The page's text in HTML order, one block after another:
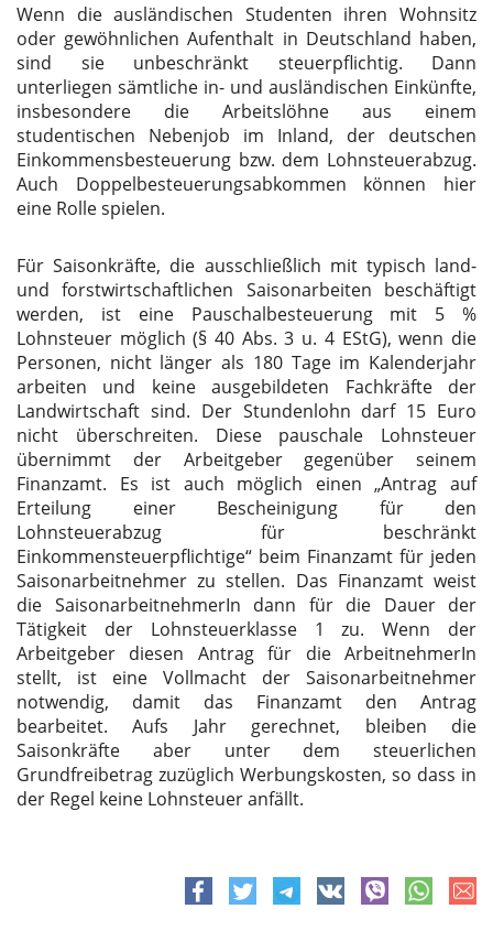
Wenn die ausländischen Studenten ihren Wohnsitz
oder gewöhnlichen Aufenthalt in Deutschland haben,
sind sie unbeschränkt steuerpflichtig. Dann
unterliegen sämtliche in- und ausländischen Einkünfte,
insbesondere die Arbeitslöhne aus einem
studentischen Nebenjob im Inland, der deutschen
Einkommensbesteuerung bzw. dem Lohnsteuerabzug.
Auch Doppelbesteuerungsabkommen können hier
eine Rolle spielen.
Für Saisonkräfte, die ausschließlich mit typisch land-
und forstwirtschaftlichen Saisonarbeiten beschäftigt
werden, ist eine Pauschalbesteuerung mit 5 %
Lohnsteuer möglich (§ 40 Abs. 3 u. 4 EStG), wenn die
Personen, nicht länger als 180 Tage im Kalenderjahr
arbeiten und keine ausgebildeten Fachkräfte der
Landwirtschaft sind. Der Stundenlohn darf 15 Euro
nicht überschreiten. Diese pauschale Lohnsteuer
übernimmt der Arbeitgeber gegenüber seinem
Finanzamt. Es ist auch möglich einen „Antrag auf
Erteilung einer Bescheinigung für den
Lohnsteuerabzug für beschränkt
Einkommensteuerpflichtige“ beim Finanzamt für jeden
Saisonarbeitnehmer zu stellen. Das Finanzamt weist
die SaisonarbeitnehmerIn dann für die Dauer der
Tätigkeit der Lohnsteuerklasse 1 zu. Wenn der
Arbeitgeber diesen Antrag für die ArbeitnehmerIn
stellt, ist eine Vollmacht der Saisonarbeitnehmer
notwendig, damit das Finanzamt den Antrag
bearbeitet. Aufs Jahr gerechnet, bleiben die
Saisonkräfte aber unter dem steuerlichen
Grundfreibetrag zuzüglich Werbungskosten, so dass in
der Regel keine Lohnsteuer anfällt.